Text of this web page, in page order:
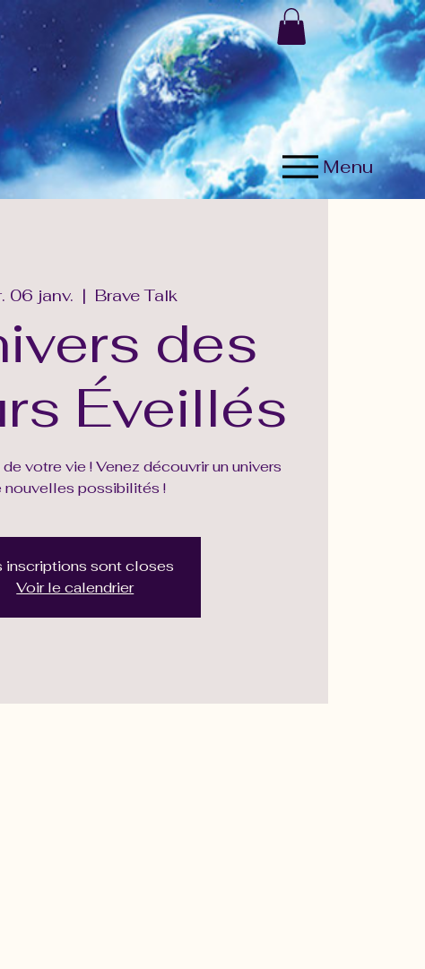
Menu
06 janv.
  |
Brave Talk
des
Éveillés
votre vie ! Venez découvrir un univers
nouvelles possibilités !
inscriptions sont closes
Voir le calendrier